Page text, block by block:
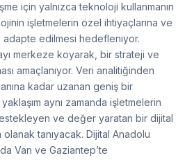
için yalnızca teknoloji kullanmanın
işletmelerin özel ihtiyaçlarına ve
edilmesi hedefleniyor.
merkeze koyarak, bir strateji ve
amaçlanıyor. Veri analitiğinden
kadar uzanan geniş bir
aynı zamanda işletmelerin
ve değer yaratan bir dijital
olanak tanıyacak. Dijital Anadolu
Van ve Gaziantep’te